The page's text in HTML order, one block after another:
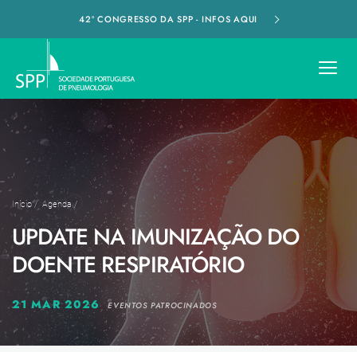
42º CONGRESSO DA SPP - INFOS AQUI
Início/ Agenda/
UPDATE NA IMUNIZAÇÃO DO
DOENTE RESPIRATÓRIO
21 MAR 2026 EVENTOS PATROCINADOS